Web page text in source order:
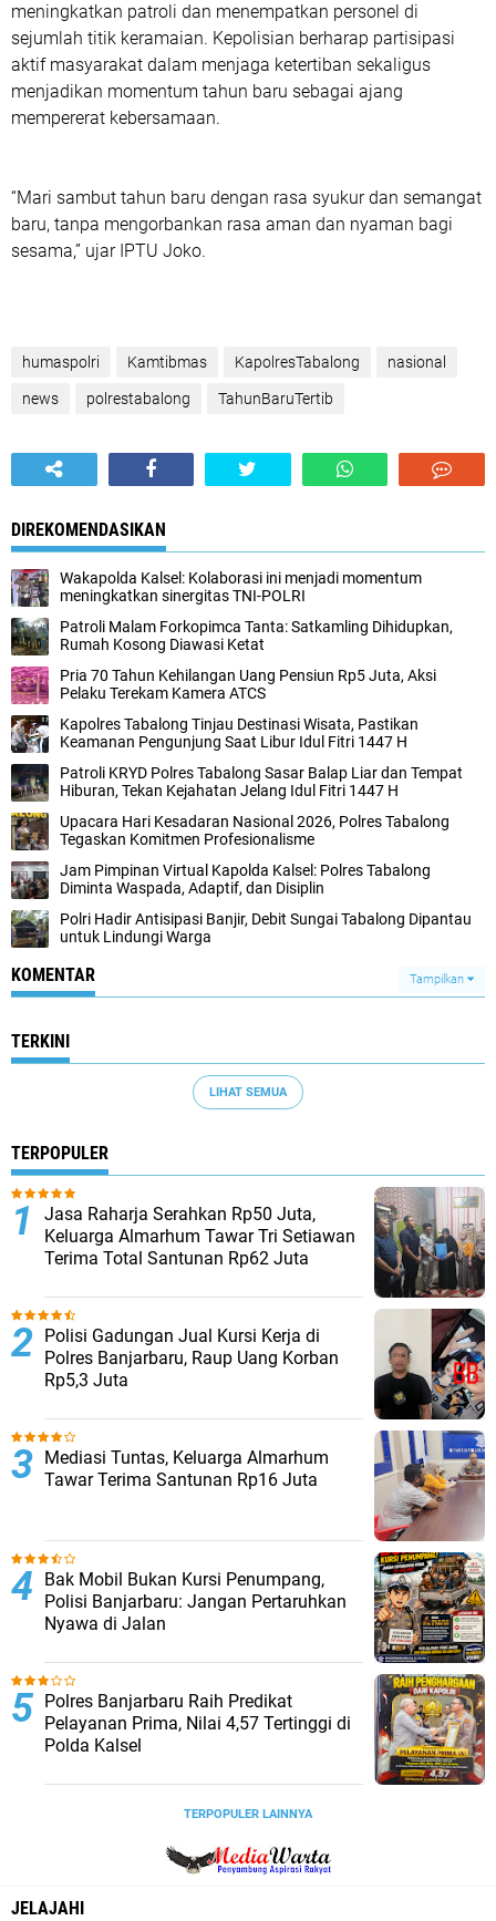
meningkatkan patroli dan menempatkan personel di
sejumlah titik keramaian. Kepolisian berharap partisipasi
aktif masyarakat dalam menjaga ketertiban sekaligus
menjadikan momentum tahun baru sebagai ajang
mempererat kebersamaan.
“Mari sambut tahun baru dengan rasa syukur dan semangat
baru, tanpa mengorbankan rasa aman dan nyaman bagi
sesama,” ujar IPTU Joko.
humaspolri Kamtibmas KapolresTabalong nasional
news polrestabalong TahunBaruTertib
DIREKOMENDASIKAN
Wakapolda Kalsel: Kolaborasi ini menjadi momentum
meningkatkan sinergitas TNI-POLRI
Patroli Malam Forkopimca Tanta: Satkamling Dihidupkan,
Rumah Kosong Diawasi Ketat
Pria 70 Tahun Kehilangan Uang Pensiun Rp5 Juta, Aksi
Pelaku Terekam Kamera ATCS
Kapolres Tabalong Tinjau Destinasi Wisata, Pastikan
Keamanan Pengunjung Saat Libur Idul Fitri 1447 H
Patroli KRYD Polres Tabalong Sasar Balap Liar dan Tempat
Hiburan, Tekan Kejahatan Jelang Idul Fitri 1447 H
Upacara Hari Kesadaran Nasional 2026, Polres Tabalong
Tegaskan Komitmen Profesionalisme
Jam Pimpinan Virtual Kapolda Kalsel: Polres Tabalong
Diminta Waspada, Adaptif, dan Disiplin
Polri Hadir Antisipasi Banjir, Debit Sungai Tabalong Dipantau
untuk Lindungi Warga
KOMENTAR Tampilkan
TERKINI
LIHAT SEMUA
TERPOPULER
Jasa Raharja Serahkan Rp50 Juta,
Keluarga Almarhum Tawar Tri Setiawan
Terima Total Santunan Rp62 Juta
Polisi Gadungan Jual Kursi Kerja di
Polres Banjarbaru, Raup Uang Korban
Rp5,3 Juta
Mediasi Tuntas, Keluarga Almarhum
Tawar Terima Santunan Rp16 Juta
Bak Mobil Bukan Kursi Penumpang,
Polisi Banjarbaru: Jangan Pertaruhkan
Nyawa di Jalan
Polres Banjarbaru Raih Predikat
Pelayanan Prima, Nilai 4,57 Tertinggi di
Polda Kalsel
TERPOPULER LAINNYA
JELAJAHI